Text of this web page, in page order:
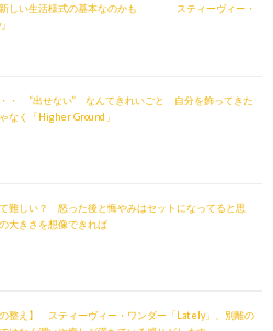
新しい生活様式の基本なのかも スティーヴィー・
・・ “出せない” なんてきれいごと 自分を飾ってきた
く「Higher Ground」
難しい？ 怒った後と悔やみはセットになってると思
大きさを想像できれば
の整え】 スティーヴィー・ワンダー「Lately」、別離の